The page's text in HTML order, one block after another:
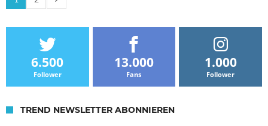
6.500
Follower
13.000
Fans
1.000
Follower
TREND NEWSLETTER ABONNIEREN